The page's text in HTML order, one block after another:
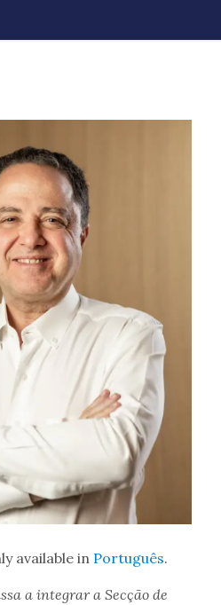
available in Português.
a integrar a Secção de